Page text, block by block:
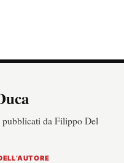
da Filippo Del